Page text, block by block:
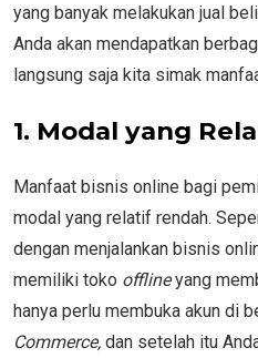
yang banyak melakukan jual
Anda akan mendapatkan
langsung saja kita simak
1. Modal yang
Manfaat bisnis online bagi
modal yang relatif rendah.
dengan menjalankan bisnis
memiliki toko offlineyang
hanya perlu membuka akun di
Commerce, dan setelah itu